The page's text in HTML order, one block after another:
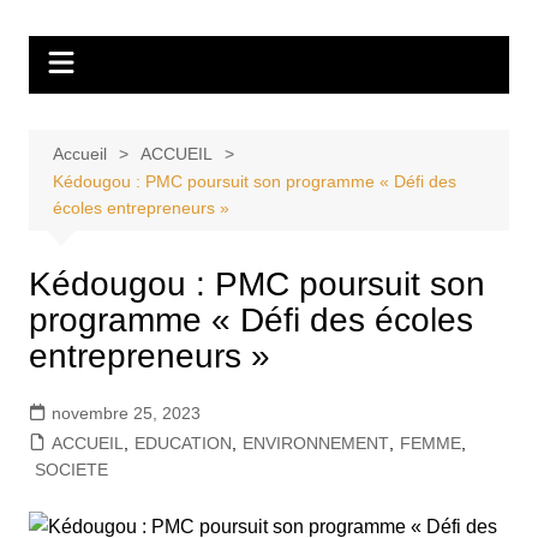
contenu
Tvdescollines
Accueil
ACCUEIL
Kédougou : PMC poursuit son programme « Défi des
écoles entrepreneurs »
Kédougou : PMC poursuit son
programme « Défi des écoles
entrepreneurs »
novembre 25, 2023
ACCUEIL
EDUCATION ENVIRONNEMENT, FEMME,
SOCIETE